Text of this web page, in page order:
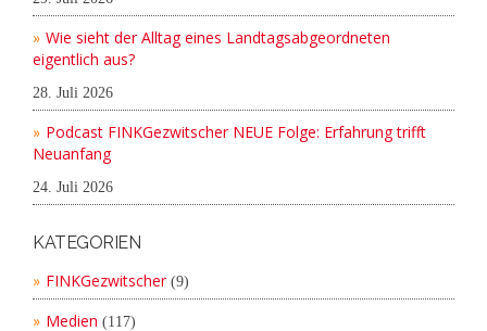
Wie sieht der Alltag eines Landtagsabgeordneten
eigentlich aus?
28. Juli 2026
Podcast FINKGezwitscher NEUE Folge: Erfahrung trifft
Neuanfang
24. Juli 2026
KATEGORIEN
FINKGezwitscher(9)
Medien (117)